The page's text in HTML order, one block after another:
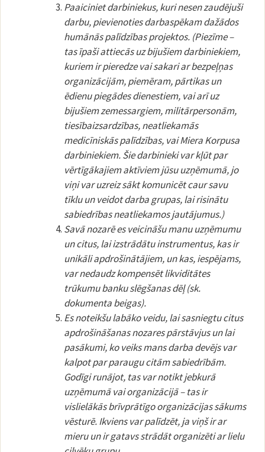
Paaiciniet darbiniekus, kuri nesen zaudējuši
darbu, pievienoties darbaspēkam dažādos
humānās palīdzības projektos. (Piezīme –
tas īpaši attiecās uz bijušiem darbiniekiem,
kuriem ir pieredze vai sakari ar bezpeļņas
organizācijām, piemēram, pārtikas un
ēdienu piegādes dienestiem, vai arī uz
bijušiem zemessargiem, militārpersonām,
tiesībaizsardzības, neatliekamās
medicīniskās palīdzības, vai Miera Korpusa
darbiniekiem. Šie darbinieki var kļūt par
vērtīgākajiem aktīviem jūsu uzņēmumā, jo
viņi var uzreiz sākt komunicēt caur savu
tīklu un veidot darba grupas, lai risinātu
sabiedrības neatliekamos jautājumus.)
Savā nozarē es veicināšu manu uzņēmumu
un citus, lai izstrādātu instrumentus, kas ir
unikāli apdrošinātājiem, un kas, iespējams,
var nedaudz kompensēt likviditātes
trūkumu banku slēgšanas dēļ (sk.
dokumenta beigas).
Es noteikšu labāko veidu, lai sasniegtu citus
apdrošināšanas nozares pārstāvjus un lai
pasākumi, ko veiks mans darba devējs var
kalpot par paraugu citām sabiedrībām.
Godīgi runājot, tas var notikt jebkurā
uzņēmumā vai organizācijā – tas ir
vislielākās brīvprātīgo organizācijas sākums
vēsturē. Ikviens var palīdzēt, ja viņš ir ar
mieru un ir gatavs strādāt organizēti ar lielu